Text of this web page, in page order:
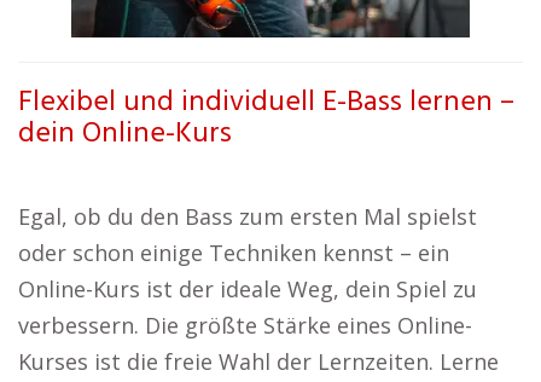
Flexibel und individuell E-Bass lernen –
dein Online-Kurs
Egal, ob du den Bass zum ersten Mal spielst
oder schon einige Techniken kennst – ein
Online-Kurs ist der ideale Weg, dein Spiel zu
verbessern. Die größte Stärke eines Online-
Kurses ist die freie Wahl der Lernzeiten. Lerne